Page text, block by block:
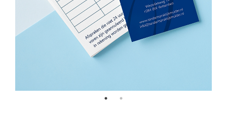
Hand-outs/Losbladig
Handleidingen